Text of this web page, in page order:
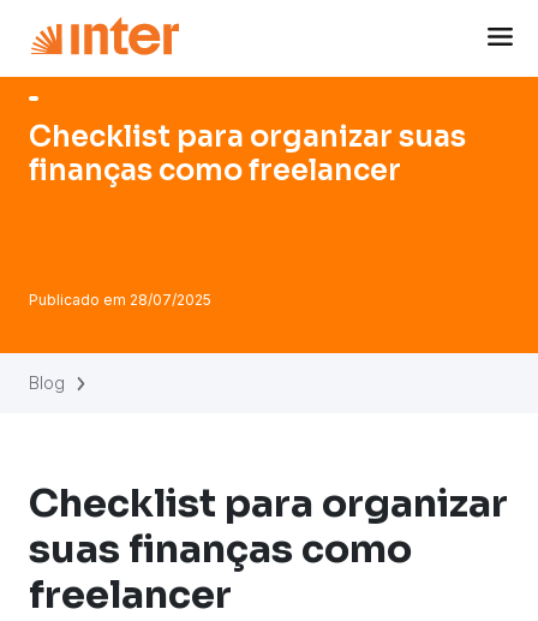
Checklist para organizar suas
finanças como freelancer
Publicado em 28/07/2025
Blog
Checklist para organizar
suas finanças como
freelancer
Navigated to Checklist para organizar suas finanças